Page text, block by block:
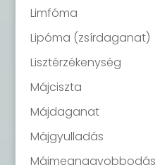
Limfóma
Lipóma (zsírdaganat)
Lisztérzékenység
Májciszta
Májdaganat
Májgyulladás
Májmegnagyobbodás